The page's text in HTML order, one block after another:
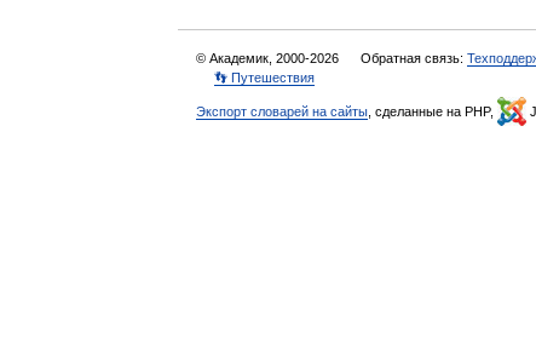
© Академик, 2000-2026 Обратная связь:
👣 Путешествия
Экспорт словарей на сайты , сделанные на PHP,